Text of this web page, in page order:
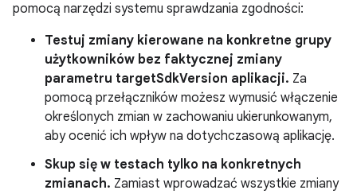
pomocą narzędzi systemu sprawdzania zgodności:
Testuj zmiany kierowane na konkretne grupy
użytkowników bez faktycznej zmiany
parametru targetSdkVersion aplikacji. Za
pomocą przełączników możesz wymusić włączenie
określonych zmian w zachowaniu ukierunkowanym,
aby ocenić ich wpływ na dotychczasową aplikację.
Skup się w testach tylko na konkretnych
zmianach. Zamiast wprowadzać wszystkie zmiany